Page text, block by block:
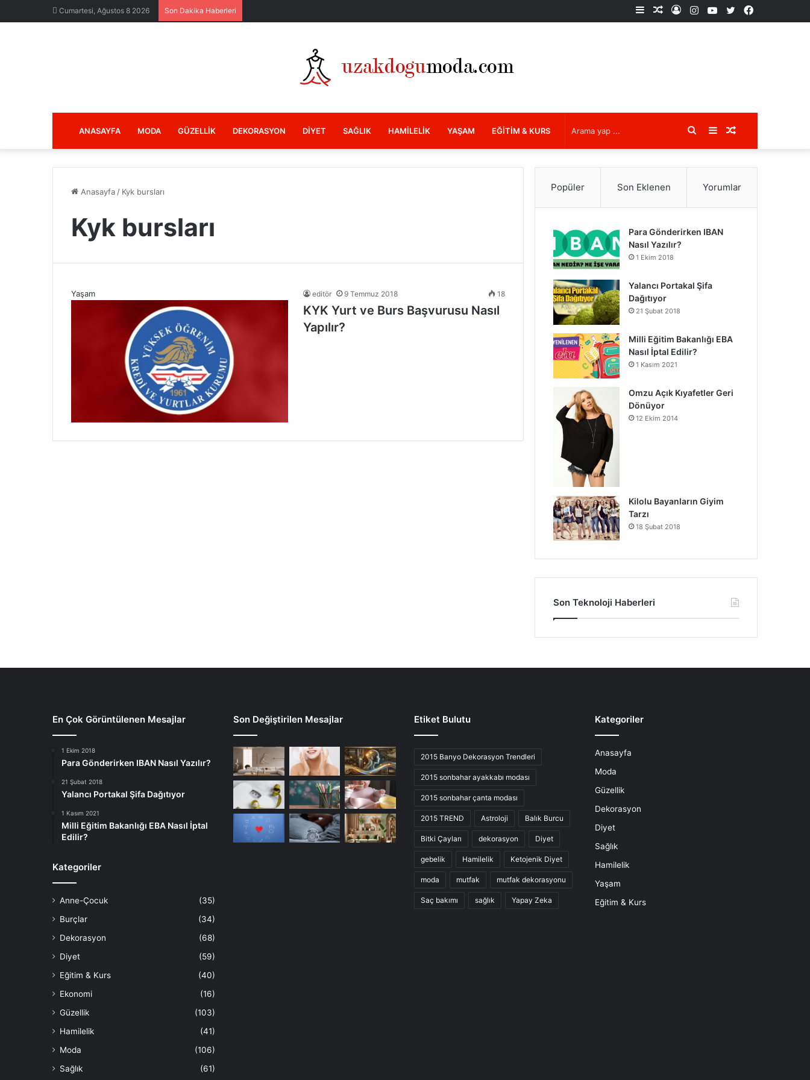
Cumartesi, Ağustos 8 2026 Son Dakika Haberleri Facebook
X
YouTube
Instagram
Kayıt
Rastgele
Kenar
ANASAYFA MODA GÜZELLIK DEKORASYON DIYET SAĞLIK HAMILELIK YAŞAM EĞITIM & KURS Rastgele
Makale
Kenar
Bölmesi
Arama
yap
Anasayfa / Kyk bursları
Kyk bursları
Yaşam editör 9 Temmuz 2018 18
KYK Yurt ve Burs Başvurusu Nasıl
Yapılır?
Popüler Son Eklenen Yorumlar
Para Gönderirken IBAN
Nasıl Yazılır?
1 Ekim 2018
Yalancı Portakal Şifa
Dağıtıyor
21 Şubat 2018
Milli Eğitim Bakanlığı EBA
Nasıl İptal Edilir?
1 Kasım 2021
Omzu Açık Kıyafetler Geri
Dönüyor
12 Ekim 2014
Kilolu Bayanların Giyim
Tarzı
18 Şubat 2018
Son Teknoloji Haberleri
En Çok Görüntülenen Mesajlar
1 Ekim 2018
Para Gönderirken IBAN Nasıl Yazılır?
21 Şubat 2018
Yalancı Portakal Şifa Dağıtıyor
1 Kasım 2021
Milli Eğitim Bakanlığı EBA Nasıl İptal
Edilir?
Kategoriler
Anne-Çocuk
(35)
Burçlar
(34)
Dekorasyon
(68)
Diyet
(59)
Eğitim & Kurs
(40)
Ekonomi
(16)
Güzellik
(103)
Hamilelik
(41)
Moda
(106)
Sağlık
(61)
Son Değiştirilen Mesajlar Etiket Bulutu
2015 Banyo Dekorasyon Trendleri
2015 sonbahar ayakkabı modası
2015 sonbahar çanta modası
2015 TREND Astroloji Balık Burcu
Bitki Çayları dekorasyon Diyet
gebelik Hamilelik Ketojenik Diyet
moda mutfak mutfak dekorasyonu
Saç bakımı sağlık Yapay Zeka
Kategoriler
Anasayfa
Moda
Güzellik
Dekorasyon
Diyet
Sağlık
Hamilelik
Yaşam
Eğitim & Kurs